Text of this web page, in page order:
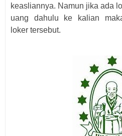
keasliannya. Namun jika ada
uang dahulu ke kalian
loker tersebut.